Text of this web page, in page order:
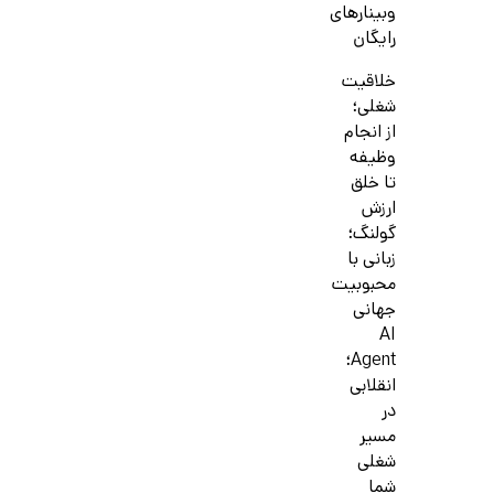
وبینارهای
رایگان
خلاقیت
شغلی؛
از انجام
وظیفه
تا خلق
ارزش
گولنگ؛
زبانی با
محبوبیت
جهانی
AI
Agent؛
انقلابی
در
مسیر
شغلی
شما